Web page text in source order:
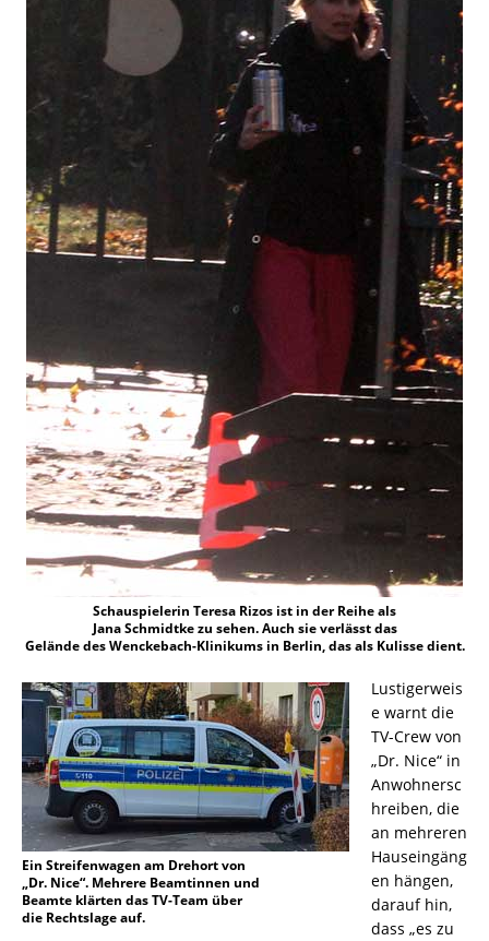
Schauspielerin Teresa Rizos ist in der Reihe als
Jana Schmidtke zu sehen. Auch sie verlässt das
Gelände des Wenckebach-Klinikums in Berlin, das als Kulisse dient.
Ein Streifenwagen am Drehort von
„Dr. Nice“. Mehrere Beamtinnen und
Beamte klärten das TV-Team über
die Rechtslage auf.
Lustigerweis
e warnt die
TV-Crew von
„Dr. Nice“ in
Anwohnersc
hreiben, die
an mehreren
Hauseingäng
en hängen,
darauf hin,
dass „es zu